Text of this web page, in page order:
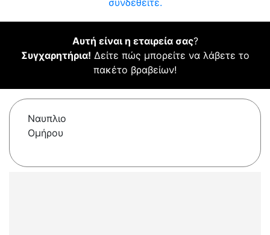
συνδεθείτε.
Αυτή είναι η εταιρεία σας?
Συγχαρητήρια! Δείτε πώς μπορείτε να λάβετε το
πακέτο βραβείων!
Ναυπλιο
Ομήρου